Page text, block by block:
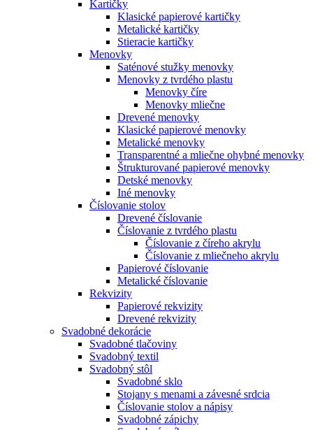
Kartičky
Klasické papierové kartičky
Metalické kartičky
Stieracie kartičky
Menovky
Saténové stužky menovky
Menovky z tvrdého plastu
Menovky číre
Menovky mliečne
Drevené menovky
Klasické papierové menovky
Metalické menovky
Transparentné a mliečne ohybné menovky
Štrukturované papierové menovky
Detské menovky
Iné menovky
Číslovanie stolov
Drevené číslovanie
Číslovanie z tvrdého plastu
Číslovanie z číreho akrylu
Číslovanie z mliečneho akrylu
Papierové číslovanie
Metalické číslovanie
Rekvizity
Papierové rekvizity
Drevené rekvizity
Svadobné dekorácie
Svadobné tlačoviny
Svadobný textil
Svadobný stôl
Svadobné sklo
Stojany s menami a závesné srdcia
Číslovanie stolov a nápisy
Svadobné zápichy